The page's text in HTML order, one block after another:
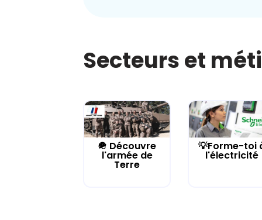
Secteurs et
🪖 Découvre
l'armée de
Terre
💡Forme-toi
l'électricité